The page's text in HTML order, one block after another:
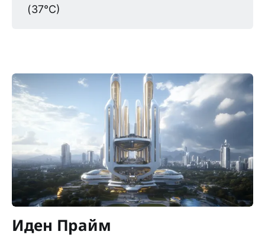
(37°C)
Иден Прайм